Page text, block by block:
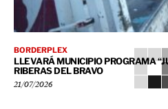
BORDERPLEX
LLEVARÁ MUNICIPIO PROGRAMA
RIBERAS DEL BRAVO
21/07/2026